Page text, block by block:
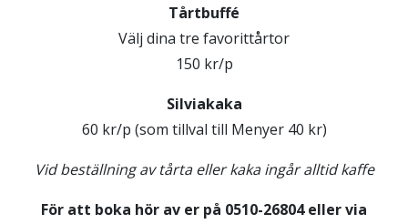
Tårtbuffé
Välj dina tre favorittårtor
150 kr/p
Silviakaka
60 kr/p (som tillval till Menyer 40 kr)
Vid beställning av tårta eller kaka ingår alltid kaffe
För att boka hör av er på 0510-26804 eller via